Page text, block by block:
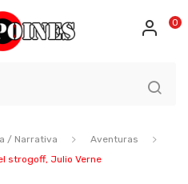
0
/ Narrativa
Aventuras
strogoff, Julio Verne